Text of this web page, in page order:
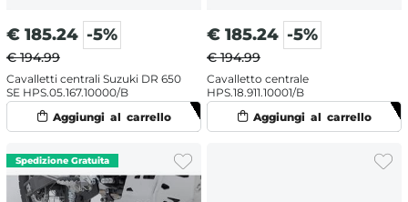
€ 185.24 -5%
€ 194.99
Cavalletti centrali Suzuki DR 650
SE HPS.05.167.10000/B
€ 185.24 -5%
€ 194.99
Cavalletto centrale
HPS.18.911.10001/B